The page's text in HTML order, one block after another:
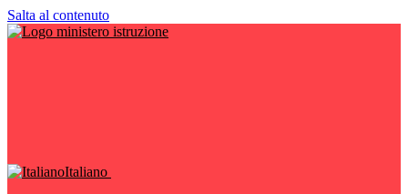
Salta al contenuto
Italiano